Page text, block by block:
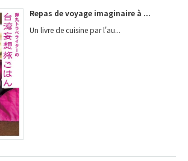
Repas de voyage imaginaire à ...
Un livre de cuisine par l'au...